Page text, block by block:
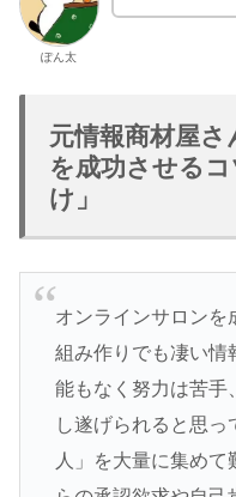
ぽん太
元情報商材屋
を成功させる
け」
オンラインサロンを
組み作りでも凄い情
能もなく努力は苦手
し遂げられると思
人」を大量に集め